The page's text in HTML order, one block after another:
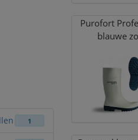
1
Purofort
blauwe